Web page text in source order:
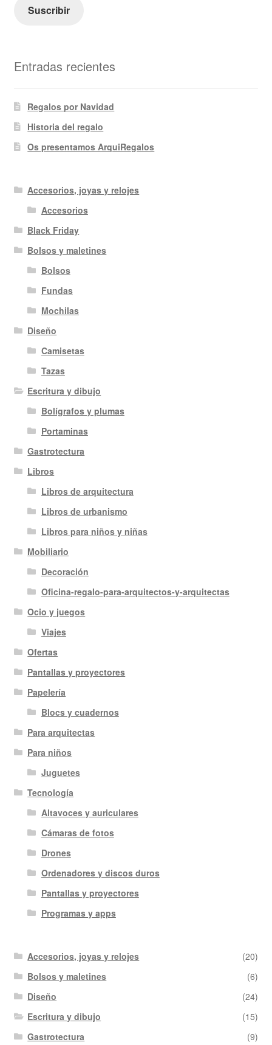
electrónico
Suscribir
Entradas recientes
Regalos por Navidad
Historia del regalo
Os presentamos ArquiRegalos
Accesorios, joyas y relojes
Accesorios
Black Friday
Bolsos y maletines
Bolsos
Fundas
Mochilas
Diseño
Camisetas
Tazas
Escritura y dibujo
Bolígrafos y plumas
Portaminas
Gastrotectura
Libros
Libros de arquitectura
Libros de urbanismo
Libros para niños y niñas
Mobiliario
Decoración
Oficina-regalo-para-arquitectos-y-arquitectas
Ocio y juegos
Viajes
Ofertas
Pantallas y proyectores
Papelería
Blocs y cuadernos
Para arquitectas
Para niños
Juguetes
Tecnología
Altavoces y auriculares
Cámaras de fotos
Drones
Ordenadores y discos duros
Pantallas y proyectores
Programas y apps
Accesorios, joyas y relojes
(20)
Bolsos y maletines
(6)
Diseño
(24)
Escritura y dibujo
(15)
Gastrotectura
(9)